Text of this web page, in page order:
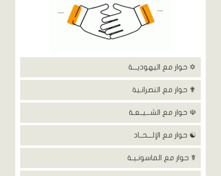
✡ حوار مع اليهوديـــة
✟ حوار مع النصرانـية
☫ حوار مع الشـــيــعـة
☯ حوار مع الإلـــحــاد
☤ حوار مع الماسونـيـة